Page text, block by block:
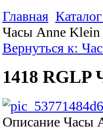
Главная
Часы Anne Klein
Вернуться к:
1418 RGLP
ОписаниеЧасы